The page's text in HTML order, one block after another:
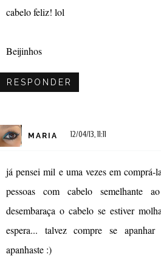
cabelo feliz! lol
Beijinhos
RESPONDER
MARIA 12/04/13, 11:11
já pensei mil e uma vezes em
pessoas com cabelo semelhante
desembaraça o cabelo se estiver
espera... talvez compre se
apanhaste :)